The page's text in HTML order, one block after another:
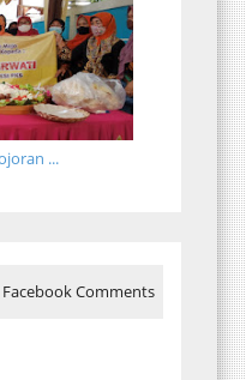
...
Facebook Comments